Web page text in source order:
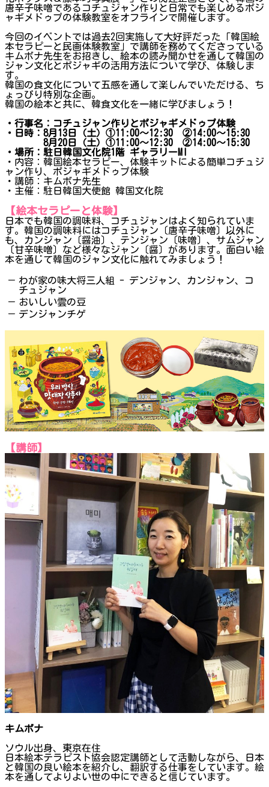
唐辛子味噌であるコチュジャン作りと日常でも楽しめるポジ
ャギメドゥプの体験教室をオフラインで開催します。
今回のイベントでは過去2回実施して大好評だった「韓国絵
本セラピーと民画体験教室」で講師を務めてくださっている
キムボナ先生をお招きし、絵本の読み聞かせを通して韓国の
ジャン文化とポジャギの活用方法について学び、体験しま
す。
韓国の食文化について五感を通して楽しんでいただける、ち
ょっぴり特別な企画。
韓国の絵本と共に、韓食文化を一緒に学びましょう！
・行事名：コチュジャン作りとポジャギメドゥプ体験
・日時：8月13日（土）①11:00～12:30 ②14:00～15:30
8月20日（土）①11:00～12:30 ②14:00～15:30
・場所：駐日韓国文化院1階 ギャラリーMI
・内容：韓国絵本セラピー、体験キットによる簡単コチュジ
ャン作り、ポジャギメドゥプ体験
・講師：キムボナ先生
・主催：駐日韓国大使館 韓国文化院
【絵本セラピーと体験】
日本でも韓国の調味料、コチュジャンはよく知られていま
す。韓国の調味料にはコチュジャン〔唐辛子味噌〕以外に
も、カンジャン〔醤油〕、テンジャン〔味噌〕、サムジャン
〔甘辛味噌〕など様々なジャン〔醤〕があります。面白い絵
本を通じて韓国のジャン文化に触れてみましょう！
－ わが家の味大将三人組 - デンジャン、カンジャン、コ
チュジャン
－ おいしい雲の豆
－ デンジャンチゲ
【講師】
キムボナ
ソウル出身、東京在住
日本絵本テラピスト協会認定講師として活動しながら、日本
と韓国の良い絵本を紹介し、翻訳する仕事をしています。絵
本を通してよりよい世の中にできると信じています。